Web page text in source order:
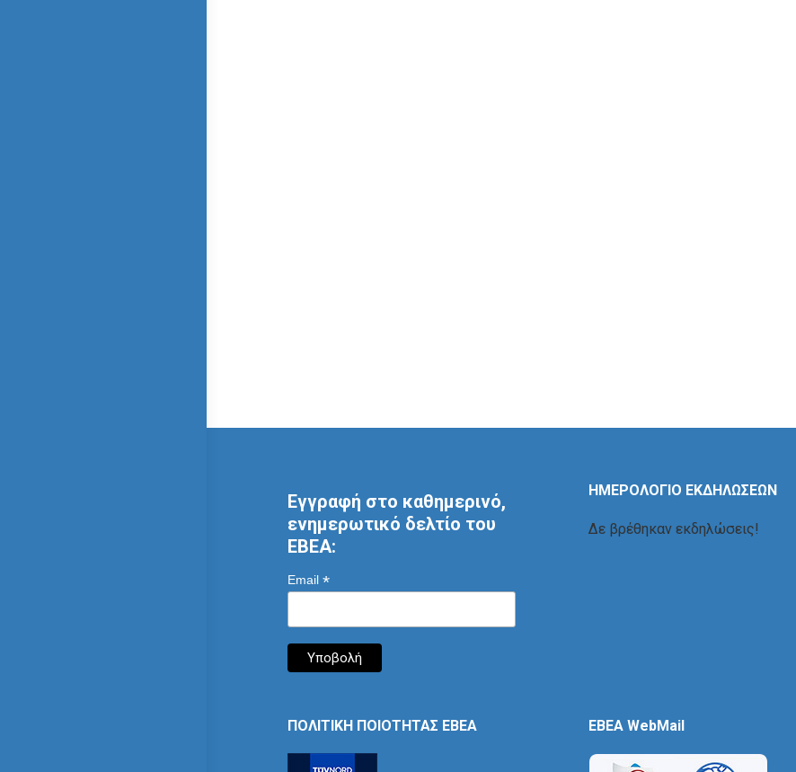
Εγγραφή στο καθημερινό,
ενημερωτικό δελτίο του
ΕΒΕΑ:
Email *
ΗΜΕΡΟΛΟΓΙΟ ΕΚΔΗΛΩΣΕΩΝ
Δε βρέθηκαν εκδηλώσεις!
ΠΟΛΙΤΙΚΗ ΠΟΙΟΤΗΤΑΣ ΕΒΕΑ EBEA WebMail